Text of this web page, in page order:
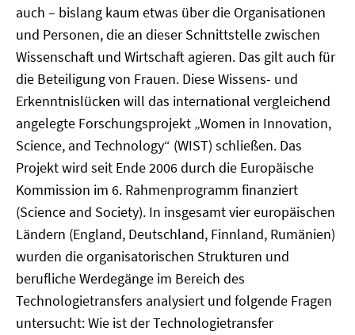
auch – bislang kaum etwas über die Organisationen
und Personen, die an dieser Schnittstelle zwischen
Wissenschaft und Wirtschaft agieren. Das gilt auch für
die Beteiligung von Frauen. Diese Wissens- und
Erkenntnislücken will das international vergleichend
angelegte Forschungsprojekt „Women in Innovation,
Science, and Technology“ (WIST) schließen. Das
Projekt wird seit Ende 2006 durch die Europäische
Kommission im 6. Rahmenprogramm finanziert
(Science and Society). In insgesamt vier europäischen
Ländern (England, Deutschland, Finnland, Rumänien)
wurden die organisatorischen Strukturen und
berufliche Werdegänge im Bereich des
Technologietransfers analysiert und folgende Fragen
untersucht: Wie ist der Technologietransfer